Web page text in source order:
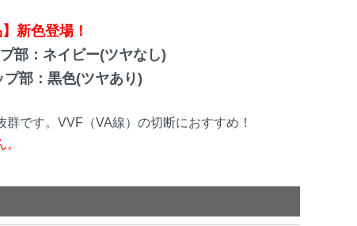
新色登場！
部：ネイビー(ツヤなし)
部：黒色(ツヤあり)
です。VVF（VA線）の切断におすすめ！